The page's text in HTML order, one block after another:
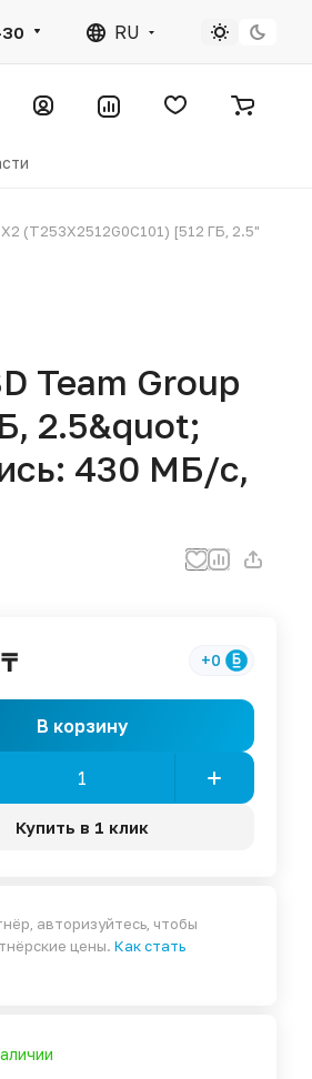
RU
(T253X2512G0C101) [512 ГБ, 2.5"
Team Group
2.5&quot;
430 МБ/с,
+0
В корзину
Купить в 1 клик
авторизуйтесь, чтобы
цены.Как стать